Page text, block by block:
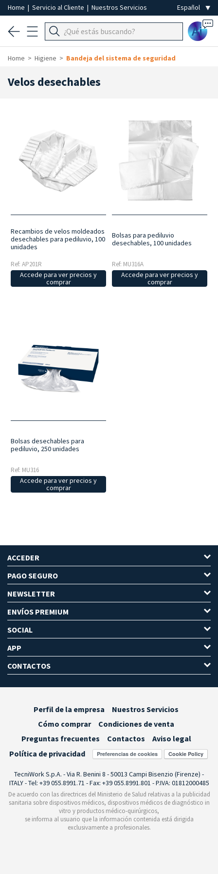
Home | Servicio al Cliente | Nuestros Servicios
Ai
Home Higiene Bandeja del sistema de seguridad
Velos desechables
Recambios de velos moldeados
desechables para pediluvio, 100
unidades
Ref: AP201R
Accede para ver precios y
comprar
Bolsas para pediluvio
desechables, 100 unidades
Ref: MU316A
Accede para ver precios y
comprar
Bolsas desechables para
pediluvio, 250 unidades
Ref: MU316
Accede para ver precios y
comprar
ACCEDER
PAGO SEGURO
NEWSLETTER
ENVÍOS PREMIUM
SOCIAL
APP
CONTACTOS
Perfil de la empresa
Nuestros Servicios
Cómo comprar
Condiciones de venta
Preguntas frecuentes
Contactos
Aviso legal
Política de privacidad
Preferencias de cookies
TecniWork S.p.A. - Via R. Benini 8 - 50013 Campi Bisenzio (Firenze) -
ITALY - Tel: +39 055.8991.71 - Fax: +39 055.8991.801 - P.IVA: 01812000485
De acuerdo con las directrices del Ministerio de Salud relativas a la publicidad
sanitaria sobre dispositivos médicos, dispositivos médicos de diagnóstico in
vitro y productos médico-quirúrgicos,
se informa al usuario que la información contenida está dirigida
exclusivamente a profesionales.